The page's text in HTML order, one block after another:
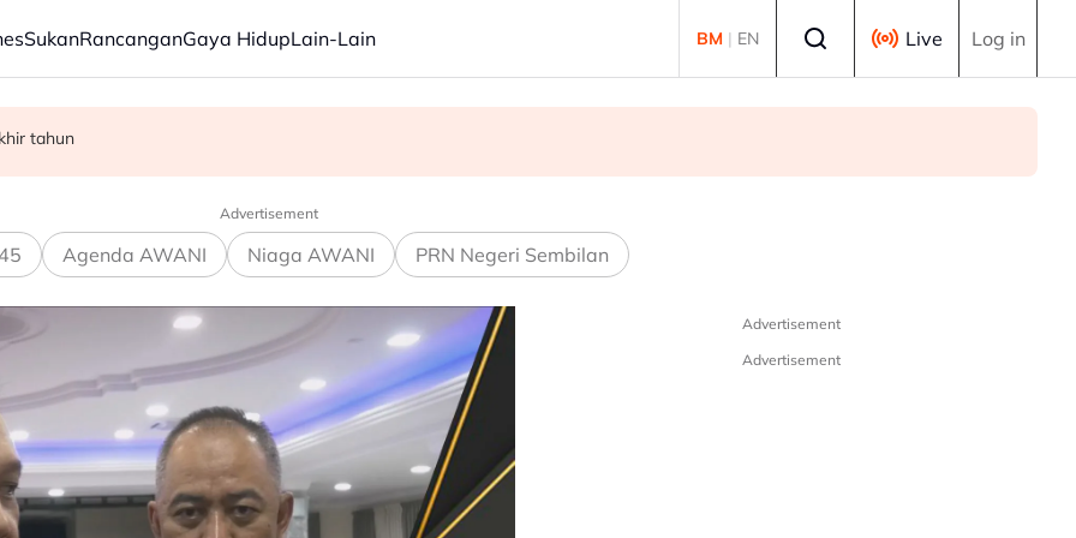
SukanRancanganGaya HidupLain-Lain BM | EN Live Log in
Trabzonspor
tahundi Selat Hormuz
Advertisement
Agenda AWANI Niaga AWANI PRN Negeri Sembilan
Advertisement
Advertisement